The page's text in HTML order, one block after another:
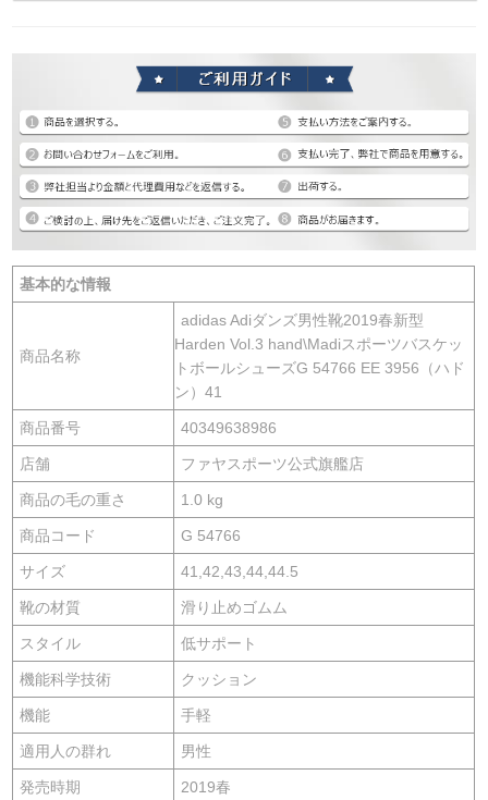
基本的な情報
商品名称
adidas Adiダンズ男性靴2019春新型
Harden Vol.3 hand\Madiスポーツバスケッ
トボールシューズG 54766 EE 3956（ハド
ン）41
商品番号 40349638986
店舗 ファヤスポーツ公式旗艦店
商品の毛の重さ 1.0 kg
商品コード G 54766
サイズ 41,42,43,44,44.5
靴の材質 滑り止めゴムム
スタイル 低サポート
機能科学技術 クッション
機能 手軽
適用人の群れ 男性
発売時期 2019春